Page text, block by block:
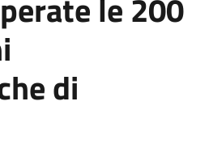
le 200
di